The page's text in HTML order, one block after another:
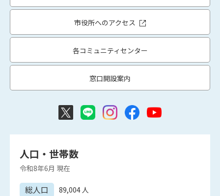
市役所へのアクセス
各コミュニティセンター
窓口開設案内
人口・世帯数
令和8年6月 現在
総人口 89,004人